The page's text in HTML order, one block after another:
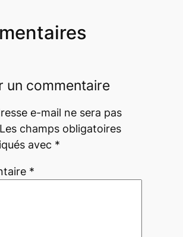
un commentaire
e-mail ne sera pas
Les champs obligatoires
avec *
*